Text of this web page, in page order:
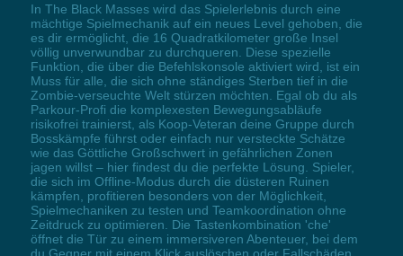
In The Black Masses wird das Spielerlebnis durch eine
mächtige Spielmechanik auf ein neues Level gehoben, die
es dir ermöglicht, die 16 Quadratkilometer große Insel
völlig unverwundbar zu durchqueren. Diese spezielle
Funktion, die über die Befehlskonsole aktiviert wird, ist ein
Muss für alle, die sich ohne ständiges Sterben tief in die
Zombie-verseuchte Welt stürzen möchten. Egal ob du als
Parkour-Profi die komplexesten Bewegungsabläufe
risikofrei trainierst, als Koop-Veteran deine Gruppe durch
Bosskämpfe führst oder einfach nur versteckte Schätze
wie das Göttliche Großschwert in gefährlichen Zonen
jagen willst – hier findest du die perfekte Lösung. Spieler,
die sich im Offline-Modus durch die düsteren Ruinen
kämpfen, profitieren besonders von der Möglichkeit,
Spielmechaniken zu testen und Teamkoordination ohne
Zeitdruck zu optimieren. Die Tastenkombination 'che'
öffnet die Tür zu einem immersiveren Abenteuer, bei dem